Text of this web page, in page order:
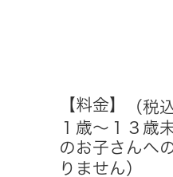
【料金】
（税
１歳～１３
のお子さんへ
りません）